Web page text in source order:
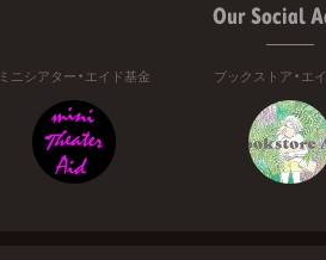
Our Social
ミニシアター・エイド基金 ブックストア・エ